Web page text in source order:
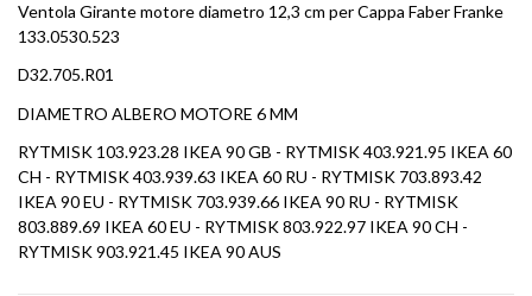
Ventola Girante motore diametro 12,3 cm per Cappa Faber Franke
133.0530.523
D32.705.R01
DIAMETRO ALBERO MOTORE 6 MM
​RYTMISK 103.923.28 IKEA 90 GB - RYTMISK 403.921.95 IKEA 60
CH - RYTMISK 403.939.63 IKEA 60 RU - RYTMISK 703.893.42
IKEA 90 EU - RYTMISK 703.939.66 IKEA 90 RU - RYTMISK
803.889.69 IKEA 60 EU - RYTMISK 803.922.97 IKEA 90 CH -
RYTMISK 903.921.45 IKEA 90 AUS